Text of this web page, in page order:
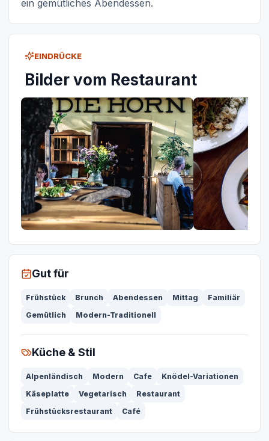
ein gemütliches Abendessen.
EINDRÜCKE
Bilder vom Restaurant
Gut für
Frühstück Brunch Abendessen Mittag
Familiär
Gemütlich
Modern-Traditionell
Küche & Stil
Alpenländisch Modern Cafe
Knödel-Variationen
Käseplatte
Vegetarisch
Restaurant
Frühstücksrestaurant
Café